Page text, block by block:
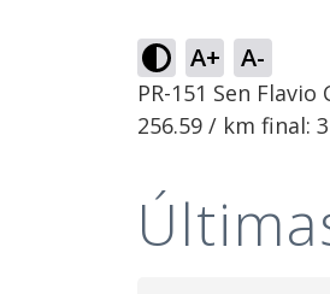
A+ A-
PR-151 Sen
256.59 / km final: